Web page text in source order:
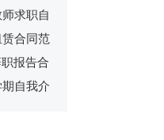
求职自
合同范
报告合
自我介